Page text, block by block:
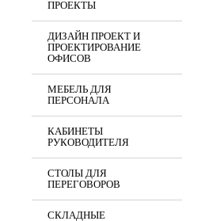
ПРОЕКТЫ
ДИЗАЙН ПРОЕКТ И
ПРОЕКТИРОВАНИЕ
ОФИСОВ
МЕБЕЛЬ ДЛЯ
ПЕРСОНАЛА
КАБИНЕТЫ
РУКОВОДИТЕЛЯ
СТОЛЫ ДЛЯ
ПЕРЕГОВОРОВ
СКЛАДНЫЕ